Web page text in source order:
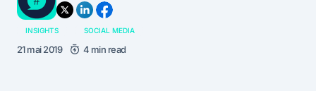
INSIGHTS SOCIAL MEDIA
21 mai 2019 4 min read